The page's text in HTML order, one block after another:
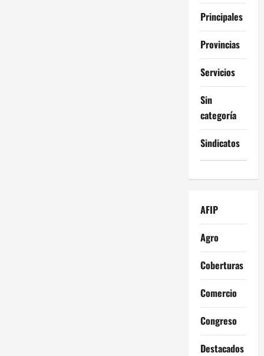
Principales
Provincias
Servicios
Sin
categoría
Sindicatos
AFIP
Agro
Coberturas
Comercio
Congreso
Destacados